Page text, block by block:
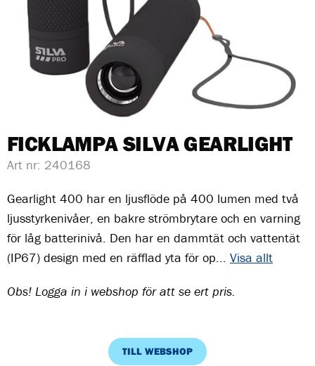
FICKLAMPA SILVA GEARLIGHT
Art nr: 240168
Gearlight 400 har en ljusflöde på 400 lumen med två
ljusstyrkenivåer, en bakre strömbrytare och en varning
för låg batterinivå. Den har en dammtät och vattentät
(IP67) design med en räfflad yta för op... Visa allt
Obs! Logga in i webshop för att se ert pris.
TILL WEBSHOP